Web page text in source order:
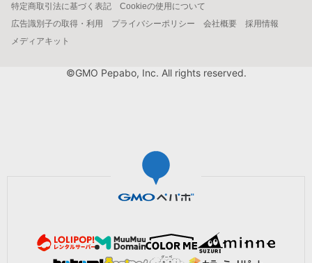
特定商取引法に基づく表記
Cookieの使用について
広告識別子の取得・利用
プライバシーポリシー 会社概要
採用情報
メディアキット
©GMO Pepabo, Inc. All rights reserved.